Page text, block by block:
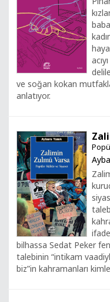
ve soğan kokan
anlatıyor.
bilhassa Sedat Peker
talebinin “intikam
biz”in kahramanları